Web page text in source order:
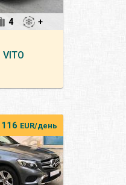
VITO
4 +
116 EUR/день